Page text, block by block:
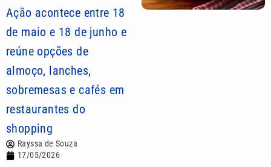
Ação acontece entre 18
de maio e 18 de junho e
reúne opções de
almoço, lanches,
sobremesas e cafés em
restaurantes do
shopping
Rayssa de Souza
17/05/2026